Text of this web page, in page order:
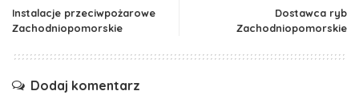
Instalacje przeciwpożarowe
Zachodniopomorskie
Dostawca ryb
Zachodniopomorskie
Dodaj komentarz